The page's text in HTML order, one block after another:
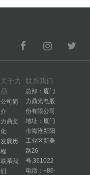
关于力
鼎
公司简
介
力鼎文
化
发展历
程
联系我
们
联系我们
总部：厦门
力鼎光电股
份有限公司
地址：厦门
市海沧新阳
工业区新美
路26
号,361022
电话：+86-